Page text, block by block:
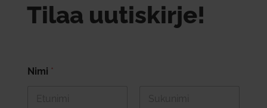
Tilaa uutiskirje!
Nimi *